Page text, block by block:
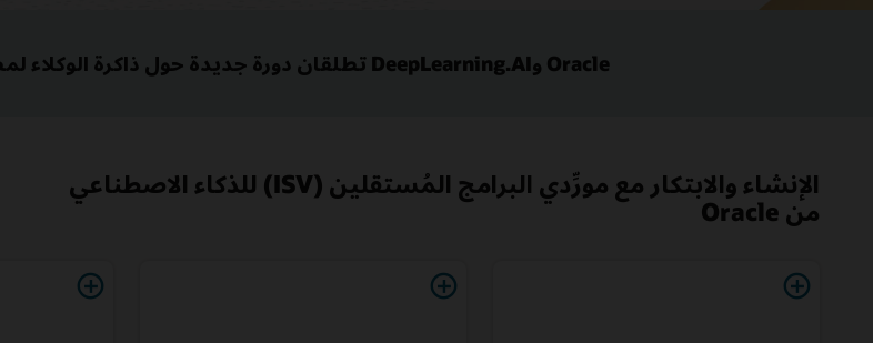
Oracle وDeepLearning.AI تطلقان دورة جديدة حول ذاكرة الوكلاء لمطوري الذكاء الاصطناعي
الإنشاء والابتكار مع مورِّدي البرامج المُستقلين (ISV) للذكاء الاصطناعي
من Oracle